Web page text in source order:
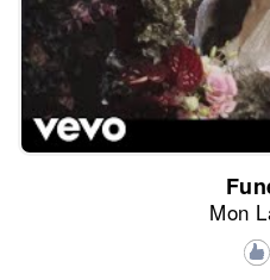
Mon